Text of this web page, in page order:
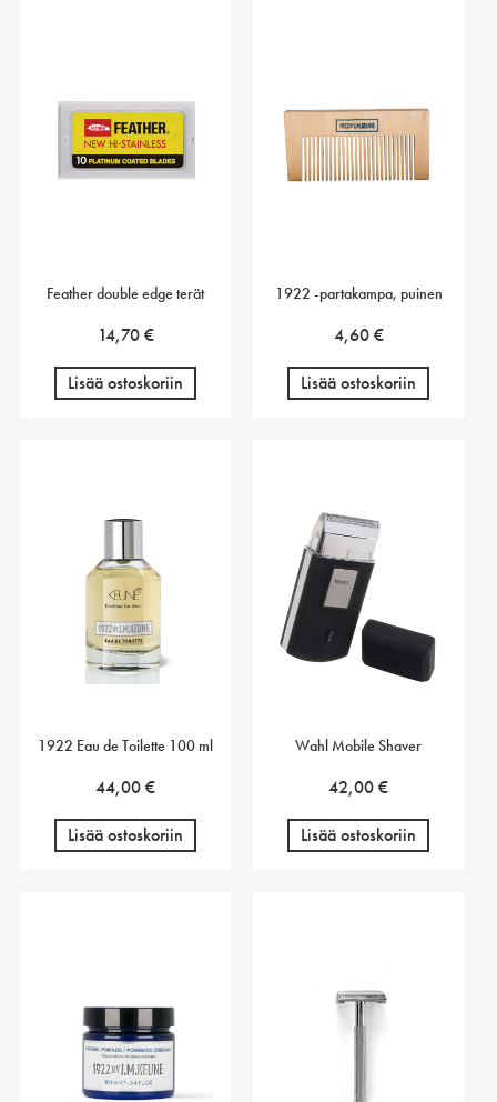
Feather double edge terät
14,70€
Lisää ostoskoriin
1922 -partakampa, puinen
4,60€
Lisää ostoskoriin
1922 Eau de Toilette 100 ml
44,00€
Lisää ostoskoriin
Wahl Mobile Shaver
42,00€
Lisää ostoskoriin